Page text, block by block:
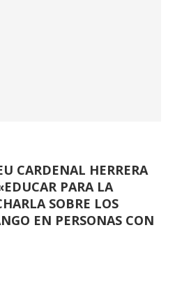
CARDENAL HERRERA
PARA LA
SOBRE LOS
EN PERSONAS CON